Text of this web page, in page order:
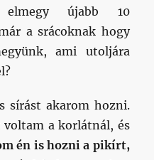
újabb 10
a srácoknak hogy
ami utoljára
sírást akarom hozni.
voltam a korlátnál, és
én is hozni a pikírt,